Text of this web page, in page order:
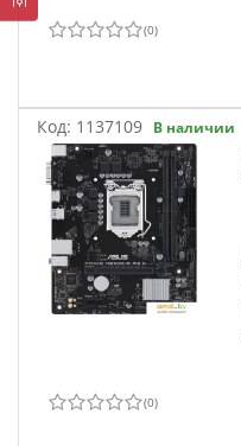
(0)
Код: 1137109 В наличии
(0)